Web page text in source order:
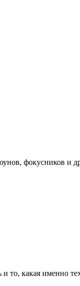
фокусников и
какая именно